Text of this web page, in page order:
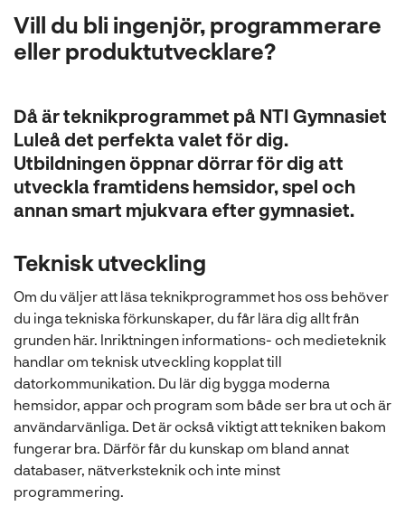
Vill du bli ingenjör, programmerare
eller produktutvecklare?
Då är teknikprogrammet på NTI Gymnasiet
Luleå det perfekta valet för dig.
Utbildningen öppnar dörrar för dig att
utveckla framtidens hemsidor, spel och
annan smart mjukvara efter gymnasiet.
Teknisk utveckling
Om du väljer att läsa teknikprogrammet hos oss behöver
du inga tekniska förkunskaper, du får lära dig allt från
grunden här. Inriktningen informations- och medieteknik
handlar om teknisk utveckling kopplat till
datorkommunikation. Du lär dig bygga moderna
hemsidor, appar och program som både ser bra ut och är
användarvänliga. Det är också viktigt att tekniken bakom
fungerar bra. Därför får du kunskap om bland annat
databaser, nätverksteknik och inte minst
programmering.